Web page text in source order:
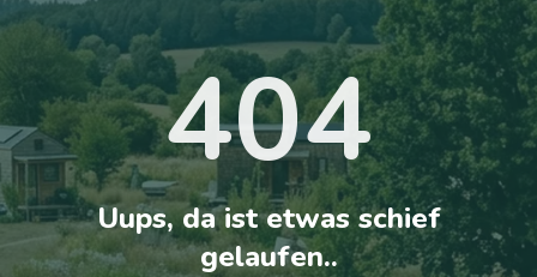
404
Uups, da ist etwas schief
gelaufen..